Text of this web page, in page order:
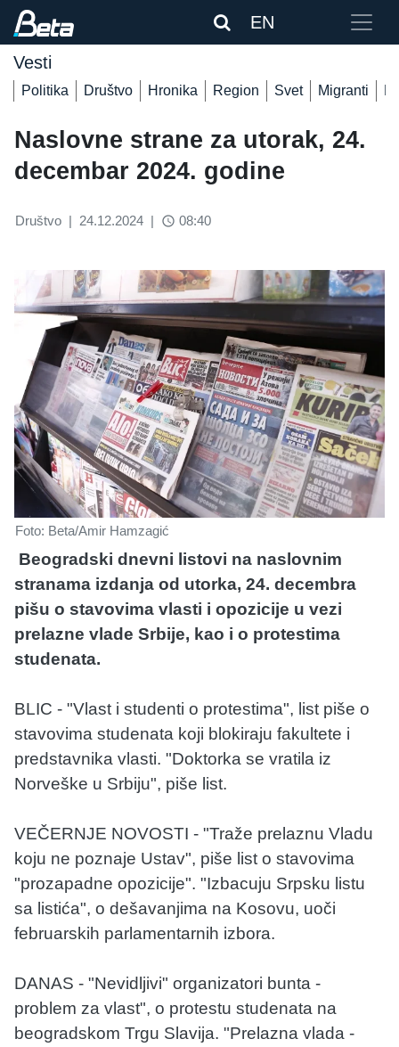
EN
Vesti
Politika Društvo Hronika Region Svet Migranti
Naslovne strane za utorak, 24.
decembar 2024. godine
Društvo | 24.12.2024 | access_time 08:40
Foto: Beta/Amir Hamzagić
Beogradski dnevni listovi na naslovnim
stranama izdanja od utorka, 24. decembra
pišu o stavovima vlasti i opozicije u vezi
prelazne vlade Srbije, kao i o protestima
studenata.
BLIC - "Vlast i studenti o protestima", list piše o
stavovima studenata koji blokiraju fakultete i
predstavnika vlasti. "Doktorka se vratila iz
Norveške u Srbiju", piše list.
VEČERNJE NOVOSTI - "Traže prelaznu Vladu
koju ne poznaje Ustav", piše list o stavovima
"prozapadne opozicije". "Izbacuju Srpsku listu
sa listića", o dešavanjima na Kosovu, uoči
februarskih parlamentarnih izbora.
DANAS - "Nevidljivi" organizatori bunta -
problem za vlast", o protestu studenata na
beogradskom Trgu Slavija. "Prelazna vlada -